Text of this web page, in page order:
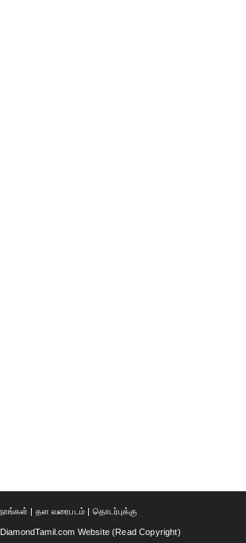
நாங்கள் | தள வரைபடம் | தொடர்புக்கு
Website (Read Copyright)